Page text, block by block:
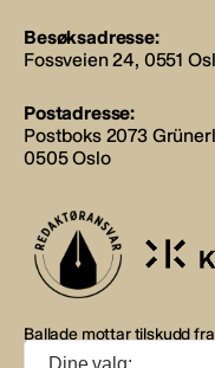
Besøksadresse:
Fossveien 24, 0551
Postadresse:
Postboks 2073
0505 Oslo
Ballade mottar tilskudd
støtte fra eierne NOPA,
Dine valg: